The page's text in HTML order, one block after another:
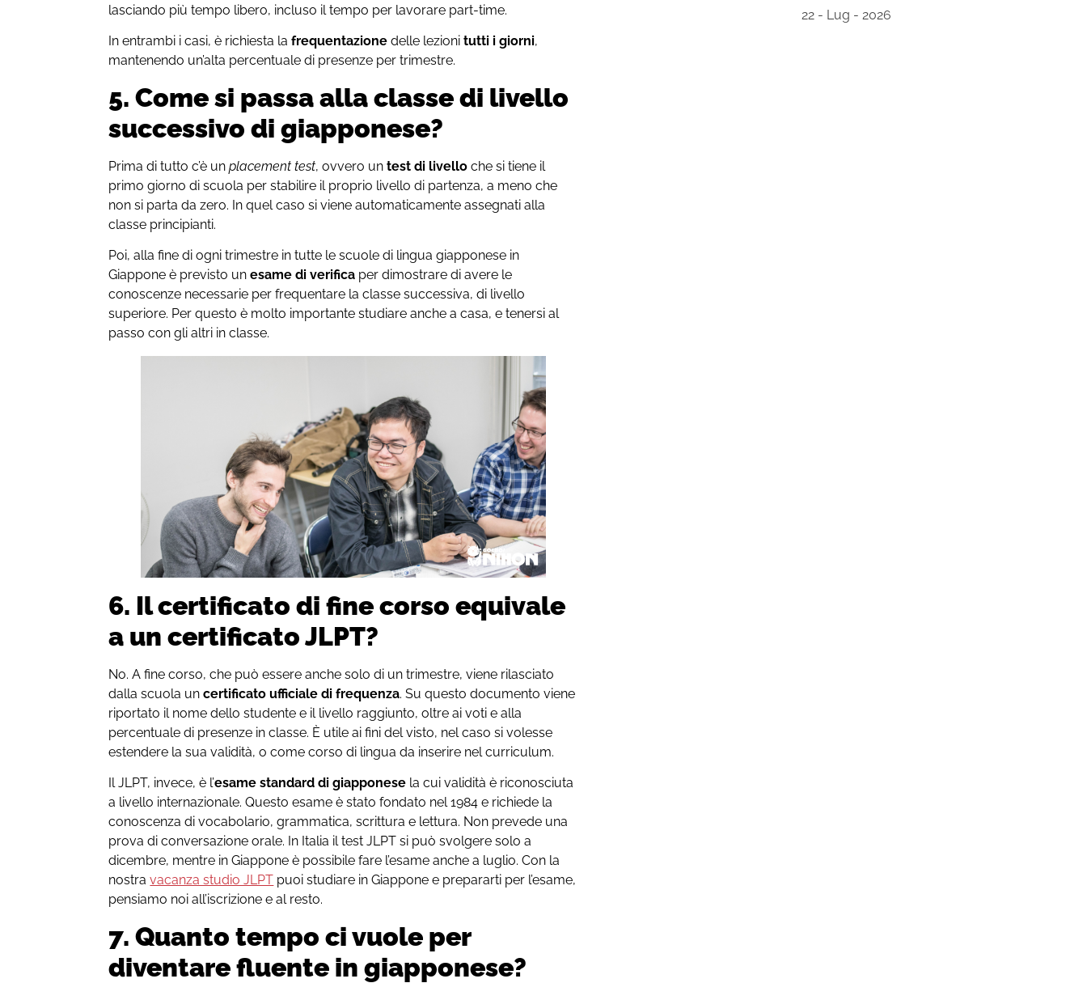
lasciando più tempo libero, incluso il tempo per lavorare part-time.
In entrambi i casi, è richiesta lafrequentazione delle lezioni tutti i giorni,
mantenendo un’alta percentuale di presenze per trimestre.
5. Come si passa alla classe di livello
successivo di giapponese?
Prima di tutto c’è unplacement test, ovvero untest di livello che si tiene il
primo giorno di scuola per stabilire il proprio livello di partenza, a meno che
non si parta da zero. In quel caso si viene automaticamente assegnati alla
classe principianti.
Poi, alla fine di ogni trimestre in tutte le scuole di lingua giapponese in
Giappone è previsto unesame di verifica per dimostrare di avere le
conoscenze necessarie per frequentare la classe successiva, di livello
superiore. Per questo è molto importante studiare anche a casa, e tenersi al
passo con gli altri in classe.
6. Il certificato di fine corso equivale
a un certificato JLPT?
No. A fine corso, che può essere anche solo di un trimestre, viene rilasciato
dalla scuola uncertificato ufficiale di frequenza. Su questo documento viene
riportato il nome dello studente e il livello raggiunto, oltre ai voti e alla
percentuale di presenze in classe. È utile ai fini del visto, nel caso si volesse
estendere la sua validità, o come corso di lingua da inserire nel curriculum.
Il JLPT, invece, è l’esame standard di giapponese la cui validità è riconosciuta
a livello internazionale. Questo esame è stato fondato nel 1984 e richiede la
conoscenza di vocabolario, grammatica, scrittura e lettura. Non prevede una
prova di conversazione orale. In Italia il test JLPT si può svolgere solo a
dicembre, mentre in Giappone è possibile fare l’esame anche a luglio. Con la
nostravacanza studio JLPT puoi studiare in Giappone e prepararti per l’esame,
pensiamo noi all’iscrizione e al resto.
7. Quanto tempo ci vuole per
diventare fluente in giapponese?
22 - Lug - 2026